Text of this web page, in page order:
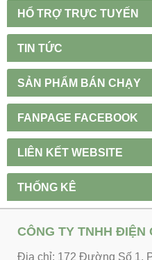
HỔ TRỢ TRỰC TUYẾN
TIN TỨC
SẢN PHẨM BÁN CHẠY
FANPAGE FACEBOOK
LIÊN KẾT WEBSITE
THỐNG KÊ
CÔNG TY TNHH ĐIỆN
Địa chỉ: 172 Đường Số 1,